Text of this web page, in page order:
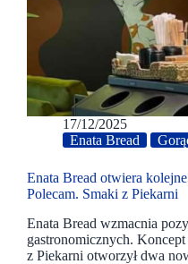
17/12/2025
Enata Bread
Enata Bread otwiera
Polecam. Smaki z Piekarni
Enata Bread wzmacnia
gastronomicznych.
z Piekarni otworzył dwa